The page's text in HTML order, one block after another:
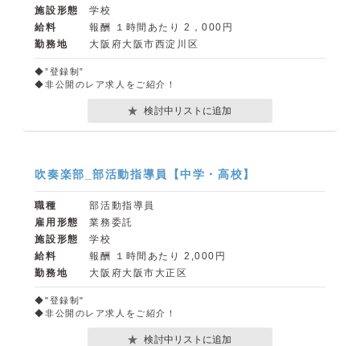
施設形態
学校
給料
報酬 １時間あたり 2，000円
勤務地
大阪府大阪市西淀川区
◆”登録制”
◆非公開のレア求人をご紹介！
検討中リストに追加
吹奏楽部_部活動指導員【中学・高校】
職種
部活動指導員
雇用形態
業務委託
施設形態
学校
給料
報酬 １時間あたり 2,000円
勤務地
大阪府大阪市大正区
◆"登録制"
◆非公開のレア求人をご紹介！
検討中リストに追加